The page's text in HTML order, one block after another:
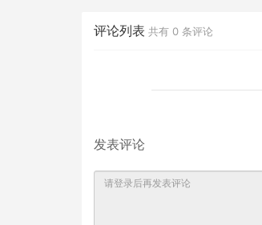
评论列表 共有 0 条评论
发表评论